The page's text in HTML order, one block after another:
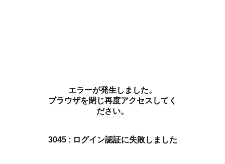
エラーが発生しました。
ブラウザを閉じ再度アクセスしてく
ださい。
3045 : ログイン認証に失敗しました